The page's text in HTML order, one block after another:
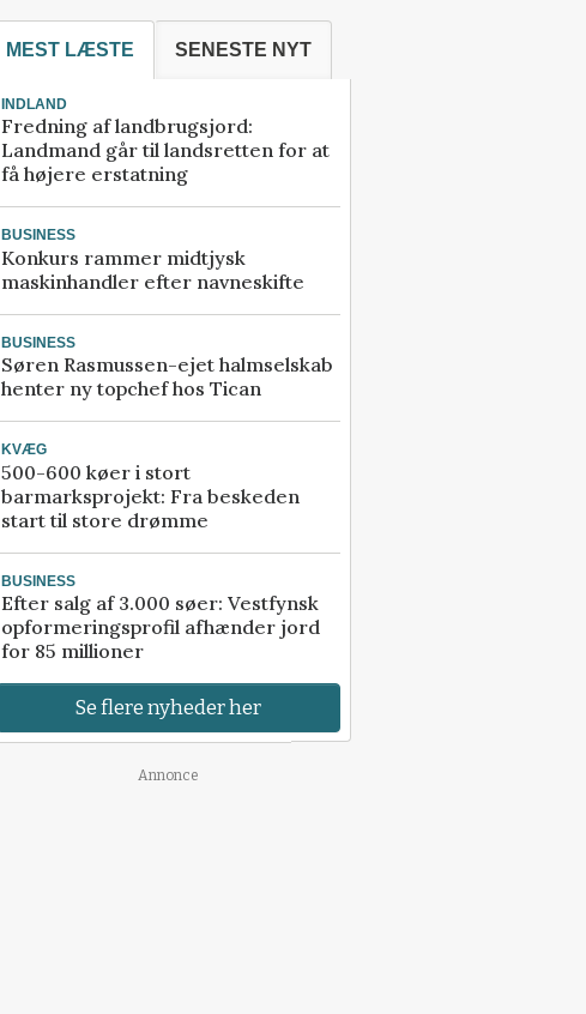
MEST LÆSTE SENESTE NYT
INDLAND
Fredning af landbrugsjord:
Landmand går til landsretten for at
få højere erstatning
BUSINESS
Konkurs rammer midtjysk
maskinhandler efter navneskifte
BUSINESS
Søren Rasmussen-ejet halmselskab
henter ny topchef hos Tican
KVÆG
500-600 køer i stort
barmarksprojekt: Fra beskeden
start til store drømme
BUSINESS
Efter salg af 3.000 søer: Vestfynsk
opformeringsprofil afhænder jord
for 85 millioner
Se flere nyheder her
Annonce